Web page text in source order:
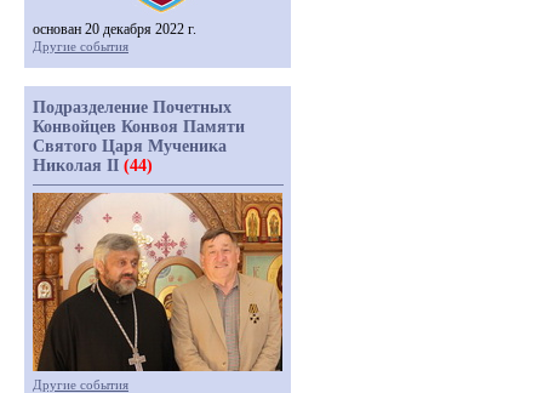
основан 20 декабря 2022 г.
Другие события
Подразделение Почетных
Конвойцев Конвоя Памяти
Святого Царя Мученика
Николая II (44)
Другие события